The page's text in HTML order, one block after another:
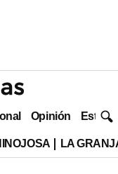
Opinión Estilo
LA